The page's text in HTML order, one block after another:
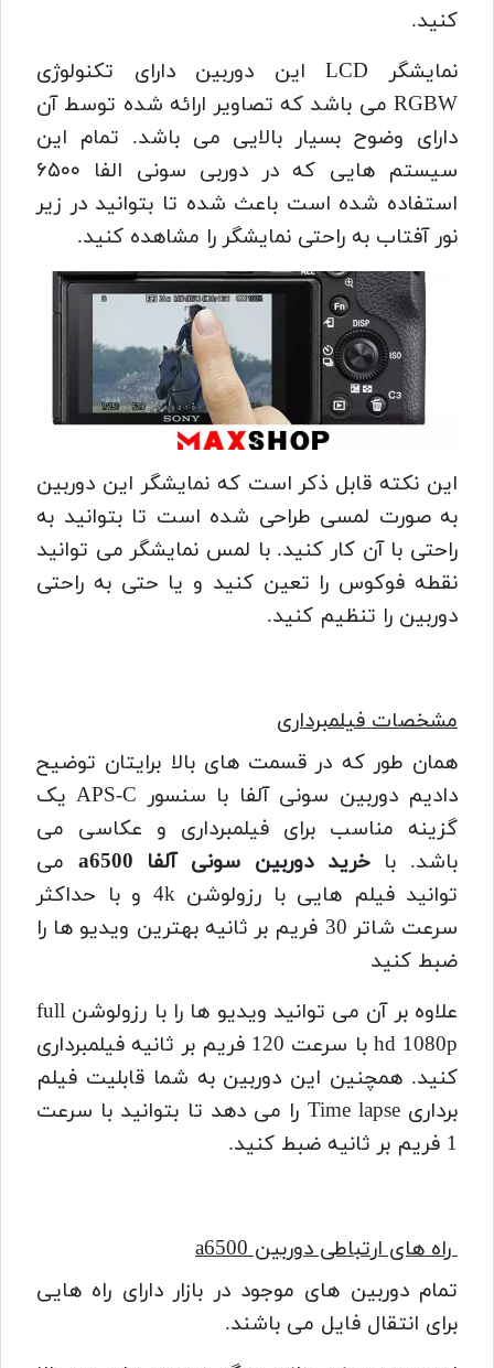
کنید.
نمایشگر LCD این دوربین دارای تکنولوژی
RGBW می باشد که تصاویر ارائه شده توسط آن
دارای وضوح بسیار بالایی می باشد. تمام این
سیستم هایی که در دوربی سونی الفا ۶۵۰۰
استفاده شده است باعث شده تا بتوانید در زیر
نور آفتاب به راحتی نمایشگر را مشاهده کنید.
این نکته قابل ذکر است که نمایشگر این دوربین
به صورت لمسی طراحی شده است تا بتوانید به
راحتی با آن کار کنید.با لمس نمایشگر می توانید
نقطه فوکوس را تعین کنید و یا حتی به راحتی
دوربین را تنظیم کنید.
مشخصات فیلمبرداری
همان طور که در قسمت های بالا برایتان توضیح
دادیم دوربین سونی آلفا با سنسور APS-C یک
گزینه مناسب برای فیلمبرداری و عکاسی می
باشد. باخرید دوربین سونی آلفا a6500
می
توانید فیلم هایی با رزولوشن 4k و با حداکثر
سرعت شاتر 30 فریم بر ثانیه بهترین ویدیو ها را
ضبط کنید
علاوه بر آن می توانید ویدیو ها را با رزولوشن full
hd 1080p با سرعت 120 فریم بر ثانیه فیلمبرداری
کنید. همچنین این دوربین به شما قابلیت فیلم
برداری Time lapse را می دهد تا بتوانید با سرعت
1 فریم بر ثانیه ضبط کنید.
راه های ارتباطی دوربین a6500
تمام دوربین های موجود در بازار دارای راه هایی
برای انتقال فایل می باشند.